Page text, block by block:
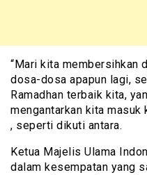
“Mari kita membersihkan
dosa-dosa apapun lagi,
Ramadhan terbaik kita,
mengantarkan kita masuk
, seperti dikuti antara.
Ketua Majelis Ulama
dalam kesempatan yang